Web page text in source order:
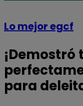
Lo mejor egcf
para